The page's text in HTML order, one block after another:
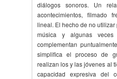
diálogos sonoros. Un
acontecimientos, filmado
lineal. El hecho de no
música y algunas veces
complementan
simplifica el proceso de
realizan los y las jóvenes al
capacidad expresiva del